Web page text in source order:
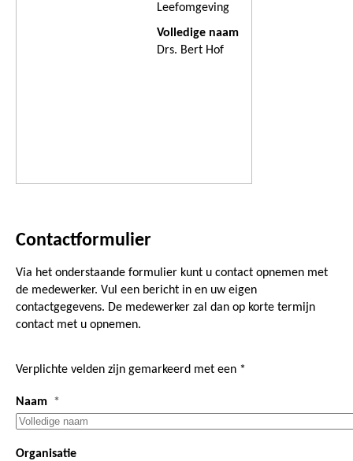
Leefomgeving
Volledige naam
Drs. Bert Hof
Contactformulier
Via het onderstaande formulier kunt u contact opnemen met
de medewerker. Vul een bericht in en uw eigen
contactgegevens. De medewerker zal dan op korte termijn
contact met u opnemen.
Verplichte velden zijn gemarkeerd met een *
Naam
Organisatie